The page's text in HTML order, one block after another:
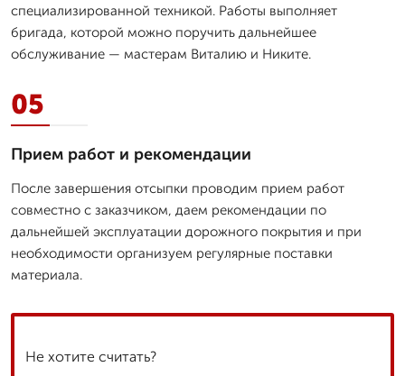
специализированной техникой. Работы выполняет
бригада, которой можно поручить дальнейшее
обслуживание — мастерам Виталию и Никите.
05
Прием работ и рекомендации
После завершения отсыпки проводим прием работ
совместно с заказчиком, даем рекомендации по
дальнейшей эксплуатации дорожного покрытия и при
необходимости организуем регулярные поставки
материала.
Не хотите считать?